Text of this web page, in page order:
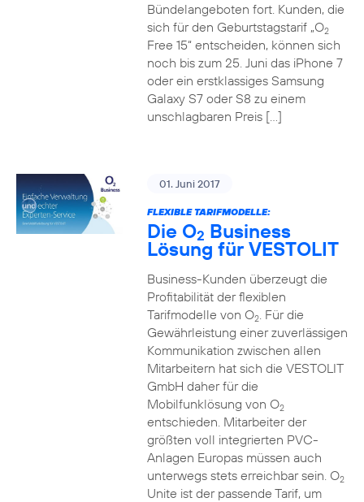
Bündelangeboten fort. Kunden, die
sich für den Geburtstagstarif „O2
Free 15“ entscheiden, können sich
noch bis zum 25. Juni das iPhone 7
oder ein erstklassiges Samsung
Galaxy S7 oder S8 zu einem
unschlagbaren Preis […]
01. Juni 2017
FLEXIBLE TARIFMODELLE:
Die O2 Business
Lösung für VESTOLIT
Business-Kunden überzeugt die
Profitabilität der flexiblen
Tarifmodelle von O2. Für die
Gewährleistung einer zuverlässigen
Kommunikation zwischen allen
Mitarbeitern hat sich die VESTOLIT
GmbH daher für die
Mobilfunklösung von O2
entschieden. Mitarbeiter der
größten voll integrierten PVC-
Anlagen Europas müssen auch
unterwegs stets erreichbar sein. O2
Unite ist der passende Tarif, um